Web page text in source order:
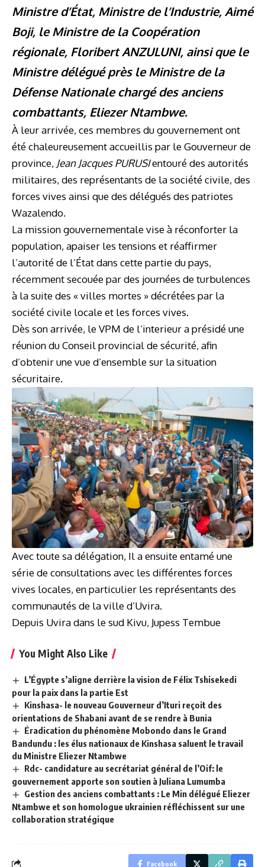
Ministre d’État, Ministre de l’Industrie, Aimé
Boji, le Ministre de la Coopération
régionale, Floribert ANZULUNI, ainsi que le
Ministre délégué près le Ministre de la
Défense Nationale chargé des anciens
combattants, Eliezer Ntambwe.
À leur arrivée, ces membres du gouvernement ont
été chaleureusement accueillis par le Gouverneur de
province, Jean Jacques PURUSIentouré des autorités
militaires, des représentants de la société civile, des
forces vives ainsi que des délégués des patriotes
Wazalendo.
La mission gouvernementale vise à réconforter la
population, apaiser les tensions et réaffirmer
l’autorité de l’État dans cette partie du pays,
récemment secouée par des journées de turbulences
à la suite des « villes mortes » décrétées par la
société civile locale et les forces vives.
Dès son arrivée, le VPM de l’interieur a présidé une
réunion du Conseil provincial de sécurité, afin
d’obtenir une vue d’ensemble sur la situation
sécuritaire.
Avec toute sa délégation, Il a ensuite entamé une
série de consultations avec les différentes forces
vives locales, en particulier les représentants des
communautés de la ville d’Uvira.
Depuis Uvira dans le sud Kivu, Jupess Tembue
You Might Also Like
L’Égypte s’aligne derrière la vision de Félix Tshisekedi
pour la paix dans la partie Est
Kinshasa- le nouveau Gouverneur d’Ituri reçoit des
orientations de Shabani avant de se rendre à Bunia
Éradication du phénomène Mobondo dans le Grand
Bandundu : les élus nationaux de Kinshasa saluent le travail
du Ministre Eliezer Ntambwe
Rdc- candidature au secrétariat général de l’Oif: le
gouvernement apporte son soutien à Juliana Lumumba
Gestion des anciens combattants : Le Min délégué Eliezer
Ntambwe et son homologue ukrainien réfléchissent sur une
collaboration stratégique
Facebook